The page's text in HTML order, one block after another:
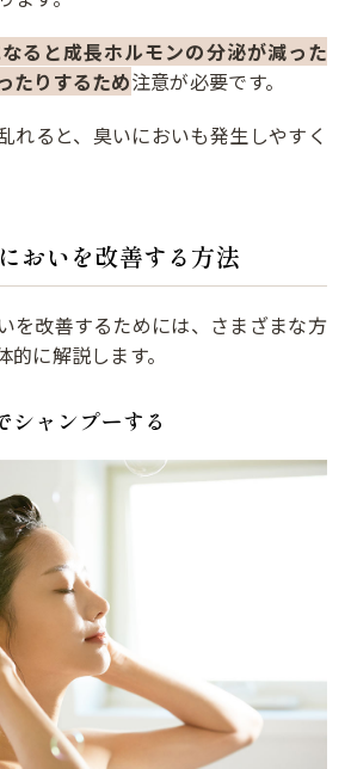
ると成長ホルモンの分泌が減った
たりするため注意が必要です。
れると、臭いにおいも発生しやすく
おいを改善する方法
を改善するためには、さまざまな方
に解説します。
シャンプーする